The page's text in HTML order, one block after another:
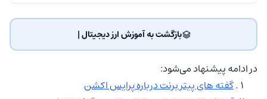
بازگشت به آموزش ارز دیجیتال | ‌
در ادامه پیشنهاد می‌شود:
گفته های پیتر برنت درباره پرایس اکشن